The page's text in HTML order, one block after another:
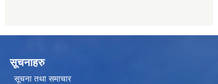
सूचनाहरु
सूचना तथा समाचार